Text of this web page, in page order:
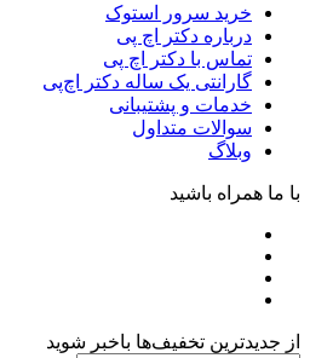
خرید سرور استوک
درباره دکتر اچ پی
تماس با دکتر اچ پی
گارانتی یک ساله دکتر اچ‌پی
خدمات و پشتیبانی
سوالات متداول
وبلاگ
با ما همراه باشید
از جدیدترین تخفیف‌ها باخبر شوید